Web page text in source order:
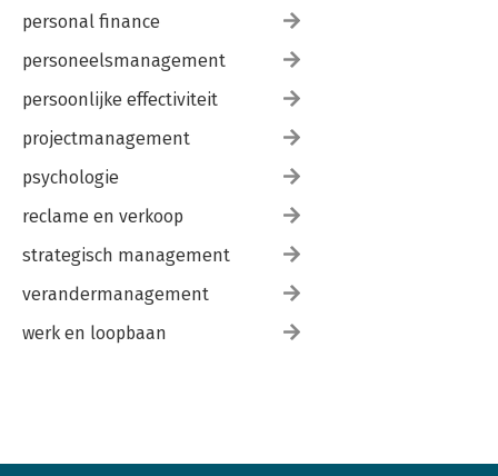
personal finance
personeelsmanagement
persoonlijke effectiviteit
projectmanagement
psychologie
reclame en verkoop
strategisch management
verandermanagement
werk en loopbaan